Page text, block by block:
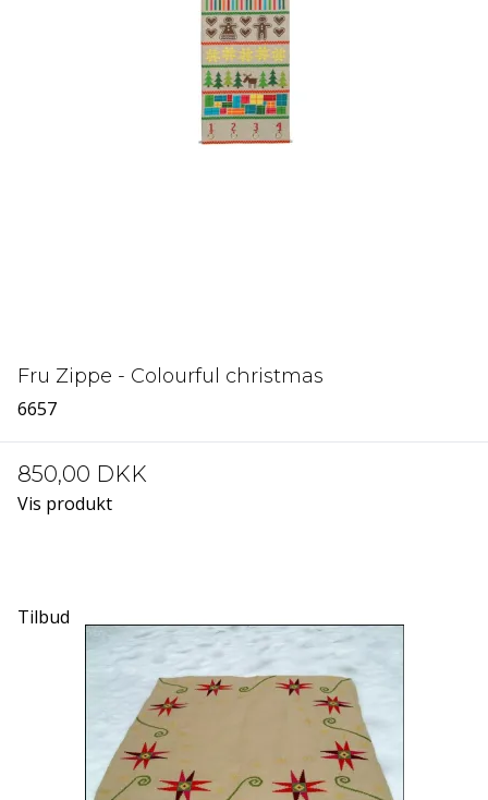
Fru Zippe - Colourful christmas
6657
850,00 DKK
Vis produkt
Tilbud